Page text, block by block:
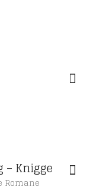
– Knigge
Romane